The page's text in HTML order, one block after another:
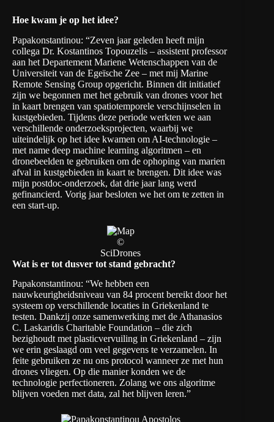
Hoe kwam je op het idee?
Papakonstantinou: “Zeven jaar geleden heeft mijn
collega Dr. Kostantinos Topouzelis – assistent professor
aan het Departement Mariene Wetenschappen van de
Universiteit van de Egeïsche Zee – met mij Marine
Remote Sensing Group opgericht. Binnen dit initiatief
zijn we begonnen met het gebruik van drones voor het
in kaart brengen van spatiotemporele verschijnselen in
kustgebieden. Tijdens deze periode werkten we aan
verschillende onderzoeksprojecten, waarbij we
uiteindelijk op het idee kwamen om AI-technologie –
met name deep machine learning algoritmen – en
dronebeelden te gebruiken om de ophoping van marien
afval in kustgebieden in kaart te brengen. Dit idee was
mijn postdoc-onderzoek, dat drie jaar lang werd
gefinancierd. Vorig jaar besloten we het om te zetten in
een start-up.
©
SciDrones
Wat is er tot dusver tot stand gebracht?
Papakonstantinou: “We hebben een
nauwkeurigheidsniveau van 84 procent bereikt door het
systeem op verschillende locaties in Griekenland te
testen. Dankzij onze samenwerking met de Athanasios
C. Laskaridis Charitable Foundation – die zich
bezighoudt met plasticvervuiling in Griekenland – zijn
we erin geslaagd om veel gegevens te verzamelen. In
feite gebruiken ze nu ons protocol wanneer ze met hun
drones vliegen. Op die manier konden we de
technologie perfectioneren. Zolang we ons algoritme
blijven voeden met data, zal het blijven leren.”